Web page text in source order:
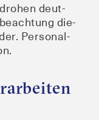
deut­
die­
Per­so­nal­